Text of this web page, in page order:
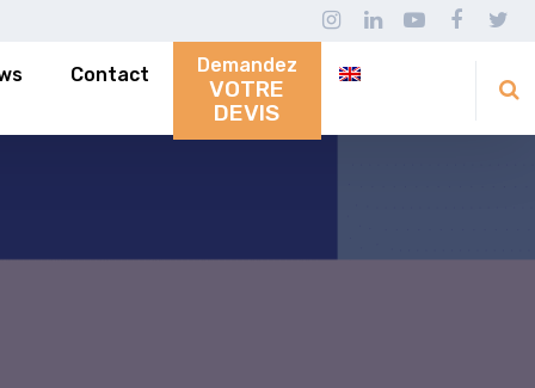
Contact Demandez
VOTRE
DEVIS